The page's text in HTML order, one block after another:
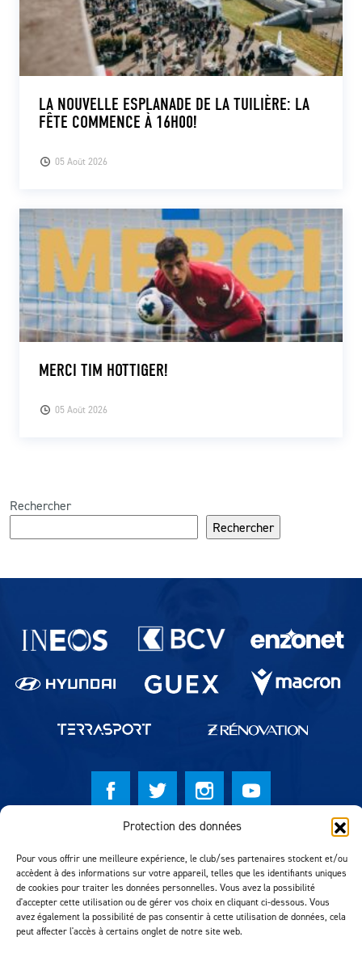
Protection des données
Pour vous offrir une meilleure expérience, le club/ses partenaires stockent et/ou
accèdent à des informations sur votre appareil, telles que les identifiants uniques
de cookies pour traiter les données personnelles. Vous avez la possibilité
d'accepter cette utilisation ou de gérer vos choix en cliquant ci-dessous. Vous
avez également la possibilité de pas consentir à cette utilisation de données, cela
peut affecter l'accès à certains onglet de notre site web.
05 Août 2026
LA NOUVELLE ESPLANADE DE LA TUILIÈRE: LA
FÊTE COMMENCE À 16H00!
05 Août 2026
MERCI TIM HOTTIGER!
Rechercher
Rechercher
Partenaires du lausanne-Sport
Réalisation MTM Agency